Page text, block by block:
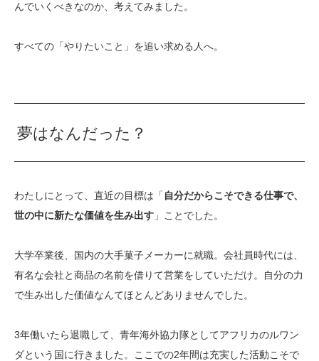
んでいくべきなのか、考えてみました。
すべての「やりたいこと」を追い求める人へ。
夢はなんだった？
わたしにとって、直近の目標は「 自分だからこそできる仕事で、
世の中に新たな価値を生み出す 」ことでした。
大学卒業後、国内の大手菓子メーカーに就職。会社員時代には、
有名な会社と商品の名前を借りて営業をしていただけ。自分の力
で生み出した価値なんてほとんどありませんでした。
3年働いたら退職して、青年海外協力隊としてアフリカのルワン
ダという国に行きました。ここでの2年間は充実した活動こそで